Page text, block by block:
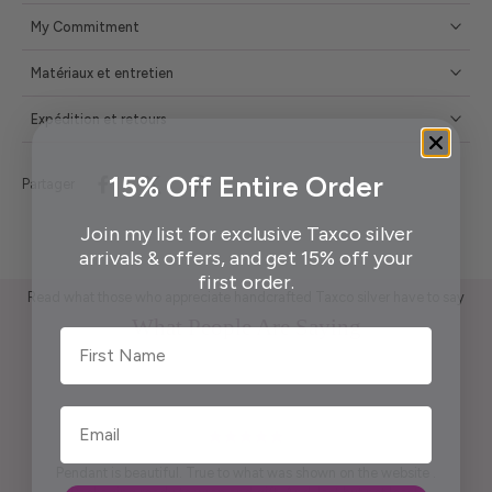
My Commitment
Matériaux et entretien
Expédition et retours
Partager
Read what those who appreciate handcrafted Taxco silver have to say
What People Are Saying
15% Off Entire Order
Join my list for exclusive Taxco silver
arrivals & offers, and get 15% off your
first order.
First Name